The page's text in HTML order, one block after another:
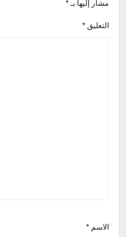
مشار إليها بـ *
التعليق *
الاسم *